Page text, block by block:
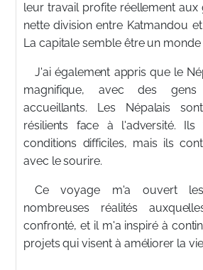
leur travail profite réellement aux
nette division entre Katmandou
La capitale semble être un monde
J'ai également appris que le
magnifique, avec des
accueillants. Les Népalais
résilients face à l'adversité.
conditions difficiles, mais ils
avec le sourire.
Ce voyage m'a ouvert
nombreuses réalités
confronté, et il m'a inspiré à
projets qui visent à améliorer la